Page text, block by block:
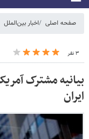
صفحه اصلی اخبار بین‌الملل
۳ نفر
بیانیه مشترک
ایران